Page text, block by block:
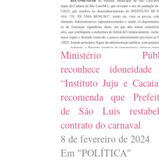
Ministério
reconhece
“Instituto Juju e
recomenda que
de São Luís
contrato do carnaval
8 de fevereiro de 2024
Em "POLÍTICA"